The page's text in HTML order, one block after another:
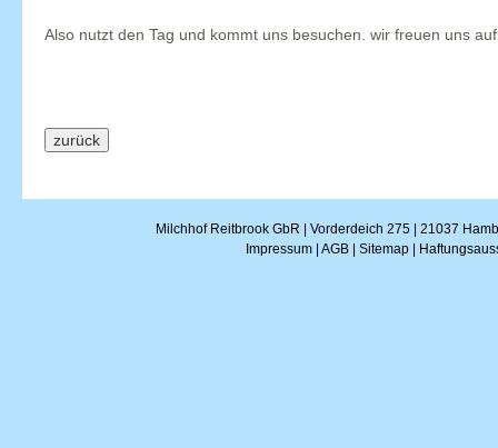
Also nutzt den Tag und kommt uns besuchen. wir freuen uns
Milchhof Reitbrook GbR | Vorderdeich 275 | 21037
Impressum AGB Sitemap